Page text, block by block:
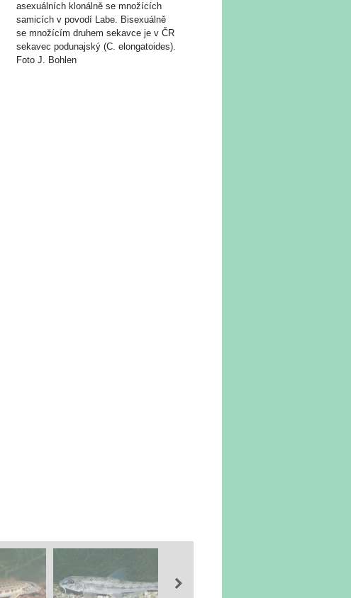
asexuálních klonálně se množících
samicích v povodí Labe. Bisexuálně
se množícím druhem sekavce je v ČR
sekavec podunajský (C. elongatoides).
Foto J. Bohlen